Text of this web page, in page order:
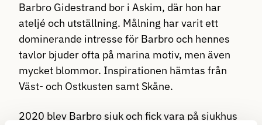
Barbro Gidestrand bor i Askim, där hon har
ateljé och utställning. Målning har varit ett
dominerande intresse för Barbro och hennes
tavlor bjuder ofta på marina motiv, men även
mycket blommor. Inspirationen hämtas från
Väst- och Ostkusten samt Skåne.
2020 blev Barbro sjuk och fick vara på sjukhus